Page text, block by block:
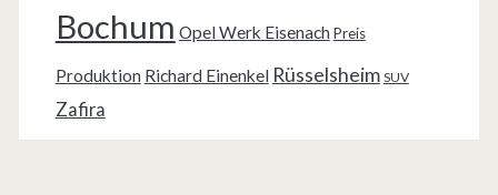
Bochum Opel Werk Eisenach Preis
Produktion Richard Einenkel Rüsselsheim SUV
Zafira